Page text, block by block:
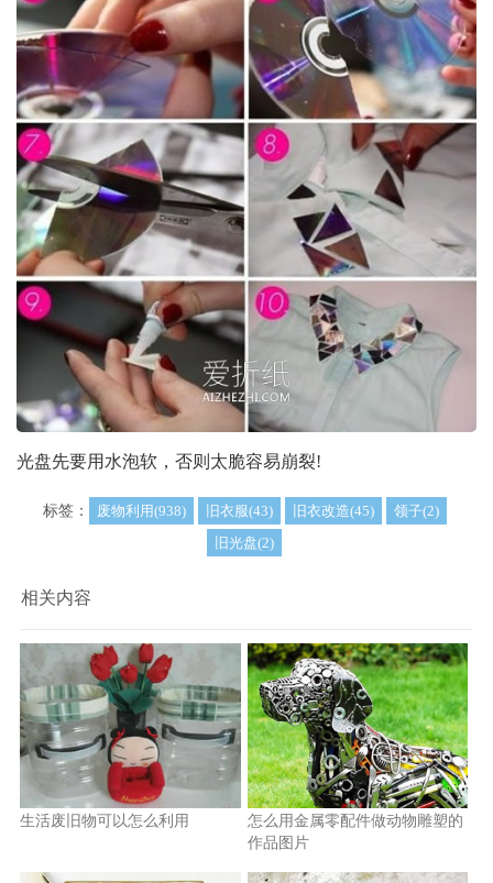
光盘先要用水泡软，否则太脆容易崩裂!
标签： 废物利用(938) 旧衣服(43) 旧衣改造(45)
领子(2)
旧光盘(2)
相关内容
生活废旧物可以怎么利用
怎么用金属零配件做动物雕塑的
作品图片